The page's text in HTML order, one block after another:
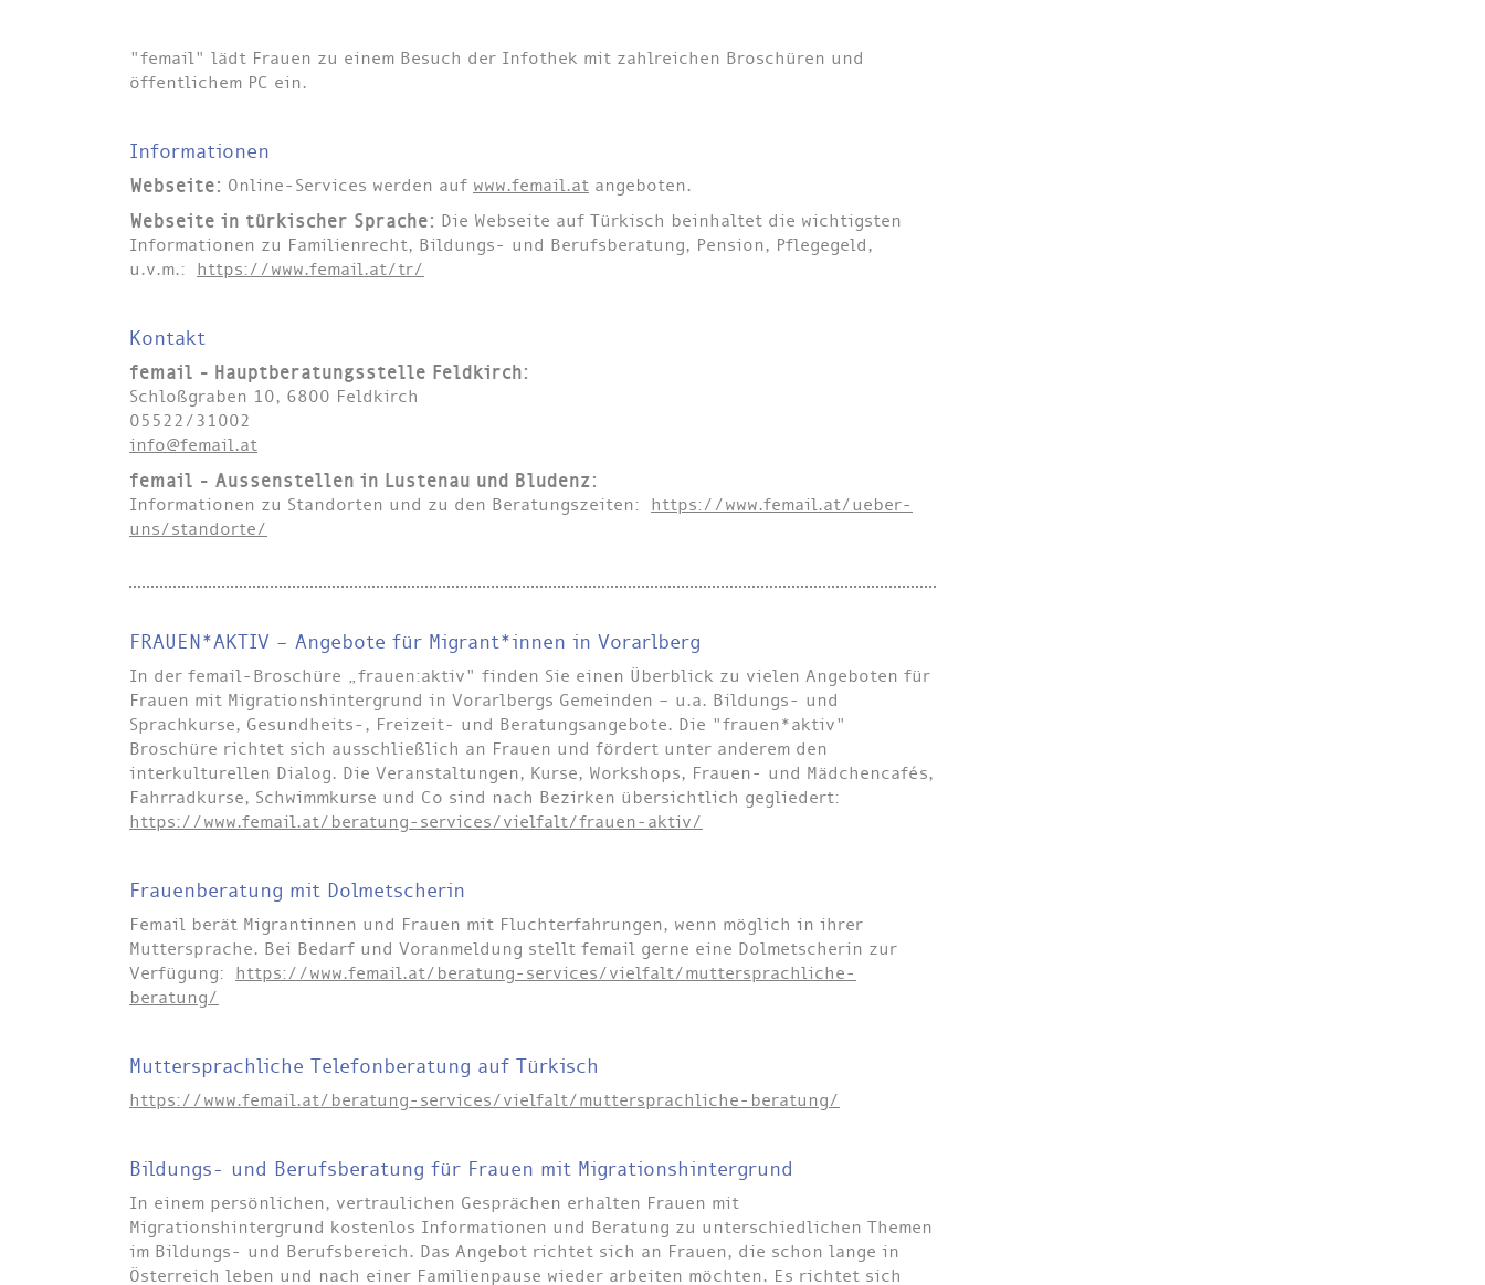
"femail" lädt Frauen zu einem Besuch der Infothek mit zahlreichen Broschüren und
öffentlichem PC ein.
Informationen
Webseite: Online-Services werden auf www.femail.at angeboten.
Webseite in türkischer Sprache: Die Webseite auf Türkisch beinhaltet die wichtigsten
Informationen zu Familienrecht, Bildungs- und Berufsberatung, Pension, Pflegegeld,
u.v.m.: https://www.femail.at/tr/
Kontakt
femail - Hauptberatungsstelle Feldkirch:
Schloßgraben 10, 6800 Feldkirch
05522/31002
info@femail.at
femail - Aussenstellen in Lustenau und Bludenz:
Informationen zu Standorten und zu den Beratungszeiten: https://www.femail.at/ueber-
uns/standorte/
FRAUEN*AKTIV – Angebote für Migrant*innen in Vorarlberg
In der femail-Broschüre „frauen:aktiv" finden Sie einen Überblick zu vielen Angeboten für
Frauen mit Migrationshintergrund in Vorarlbergs Gemeinden – u.a. Bildungs- und
Sprachkurse, Gesundheits-, Freizeit- und Beratungsangebote. Die "frauen*aktiv"
Broschüre richtet sich ausschließlich an Frauen und fördert unter anderem den
interkulturellen Dialog. Die Veranstaltungen, Kurse, Workshops, Frauen- und Mädchencafés,
Fahrradkurse, Schwimmkurse und Co sind nach Bezirken übersichtlich gegliedert:
https://www.femail.at/beratung-services/vielfalt/frauen-aktiv/
Frauenberatung mit Dolmetscherin
Femail berät Migrantinnen und Frauen mit Fluchterfahrungen, wenn möglich in ihrer
Muttersprache. Bei Bedarf und Voranmeldung stellt femail gerne eine Dolmetscherin zur
Verfügung: https://www.femail.at/beratung-services/vielfalt/muttersprachliche-
beratung/
Muttersprachliche Telefonberatung auf Türkisch
https://www.femail.at/beratung-services/vielfalt/muttersprachliche-beratung/
Bildungs- und Berufsberatung für Frauen mit Migrationshintergrund
In einem persönlichen, vertraulichen Gesprächen erhalten Frauen mit
Migrationshintergrund kostenlos Informationen und Beratung zu unterschiedlichen Themen
im Bildungs- und Berufsbereich. Das Angebot richtet sich an Frauen, die schon lange in
Österreich leben und nach einer Familienpause wieder arbeiten möchten. Es richtet sich